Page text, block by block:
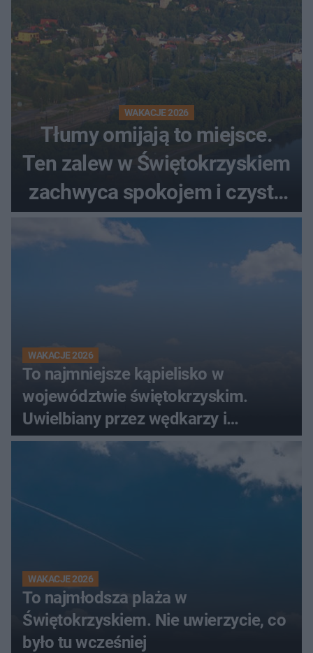
WAKACJE 2026
Tłumy omijają to miejsce.
Ten zalew w Świętokrzyskiem
zachwyca spokojem i czystą
wodą
WAKACJE 2026
To najmniejsze kąpielisko w
województwie świętokrzyskim.
Uwielbiany przez wędkarzy i
turystów
WAKACJE 2026
To najmłodsza plaża w
Świętokrzyskiem. Nie uwierzycie, co
było tu wcześniej